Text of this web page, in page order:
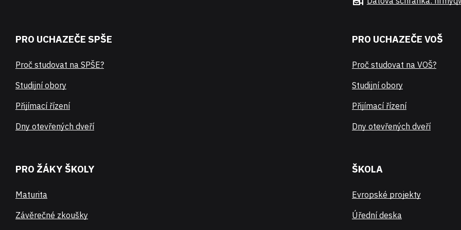
PRO UCHAZEČE SPŠE
Proč studovat na SPŠE?
Studijní obory
Přijímací řízení
Dny otevřených dveří
PRO UCHAZEČE VOŠ
Proč studovat na VOŠ?
Studijní obory
Přijímací řízení
Dny otevřených dveří
PRO ŽÁKY ŠKOLY
Maturita
Závěrečné zkoušky
ŠKOLA
Evropské projekty
Úřední deska